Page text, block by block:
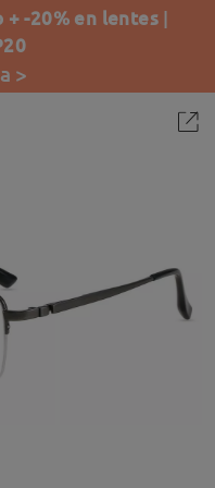
+ -20% en lentes |
>